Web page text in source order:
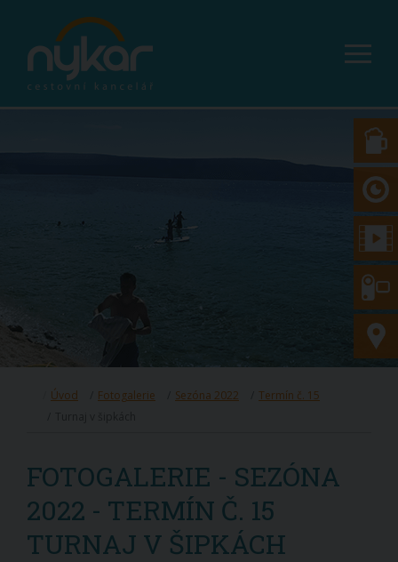
Úvod Fotogalerie Sezóna 2022
Termín č. 15
FOTOGALERIE - SEZÓNA
2022 - TERMÍN Č. 15
TURNAJ V ŠIPKÁCH